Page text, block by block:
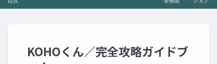
KOHOくん／完全攻略ガイドブ